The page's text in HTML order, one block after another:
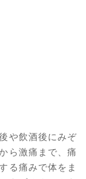
や飲酒後にみぞ
ら激痛まで、痛
る痛みで体をま